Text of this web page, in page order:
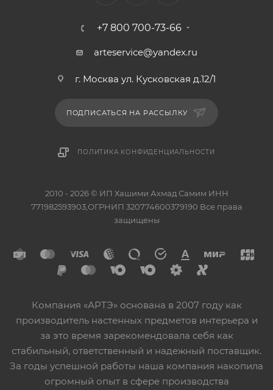
+7 800 700-73-66
arteservice@yandex.ru
г. Москва ул. Кусковская д.12/1
ПОДПИСАТЬСЯ НА РАССЫЛКУ
ПОЛИТИКА КОНФИДЕНЦИАЛЬНОСТИ
2010 - 2026 © ИП Хашими Ахмад Самим ИНН
771982593903,ОГРНИП 320774600379190 Все права
защищены
Компания «АРТЭ» основана в 2007 году как
производитель настенных предметов интерьера и
за это время зарекомендовала себя как
стабильный, ответственный и надежный поставщик.
За годы успешной работы наша компания накопила
огромный опыт в сфере производства